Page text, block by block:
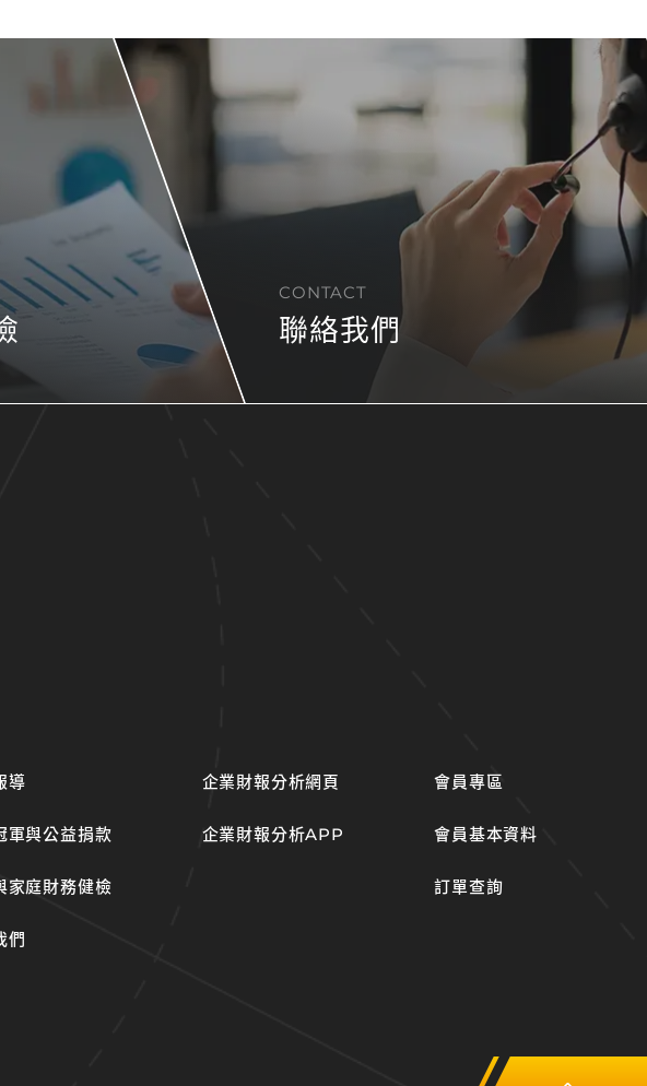
CONTACT
聯絡我們
導
軍與公益捐款
家庭財務健檢
們
企業財報分析網頁
企業財報分析APP
會員專區
會員基本資料
訂單查詢